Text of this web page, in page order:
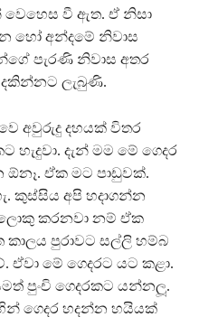
වී ඇත. ඒ නිසා
හෝ අන්දමේ නිවාස
පැරණි නිවාස අතර
ලැබුණි.
අවුරුදු දහයක් විතර
හැදුවා. දැන් මම මේ ගෙදර
ඕනෑ. ඒක මට පාඩුවක්.
කුස්සිය අපි හදාගන්න
ලොකු කරනවා නම් ඒක
පුරාවට සල්ලි හම්බ
ඒවා මේ ගෙදරට යට කළා.
පුංචි ගෙදරකට යන්නලූ‍.
ගෙදර හදන්න හයියක්